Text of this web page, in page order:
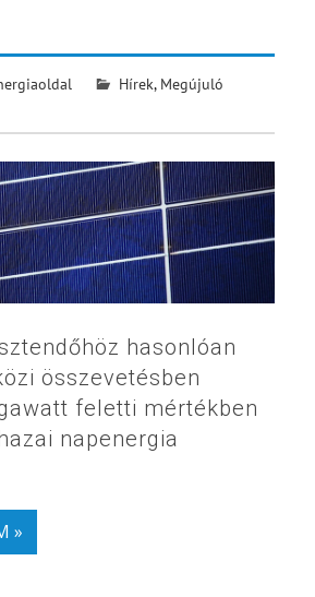
Hírek, Megújuló
hasonlóan
összevetésben
feletti mértékben
napenergia
»